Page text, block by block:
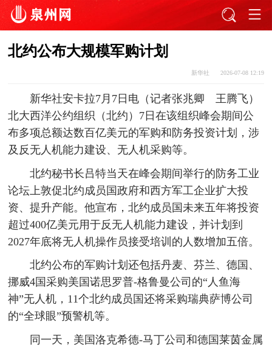
北约公布大规模军购计划
新华社 2026-07-08 12:19
新华社安卡拉7月7日电（记者张兆卿 王腾飞）
北大西洋公约组织（北约）7日在该组织峰会期间公
布多项总额达数百亿美元的军购和防务投资计划，涉
及反无人机能力建设、无人机采购等。
北约秘书长吕特当天在峰会期间举行的防务工业
论坛上敦促北约成员国政府和西方军工企业扩大投
资、提升产能。他宣布，北约成员国未来五年将投资
超过400亿美元用于反无人机能力建设，并计划到
2027年底将无人机操作员接受培训的人数增加五倍。
北约公布的军购计划还包括丹麦、芬兰、德国、
挪威4国采购美国诺思罗普-格鲁曼公司的“人鱼海
神”无人机，11个北约成员国还将采购瑞典萨博公司
的“全球眼”预警机等。
同一天，美国洛克希德-马丁公司和德国莱茵金属